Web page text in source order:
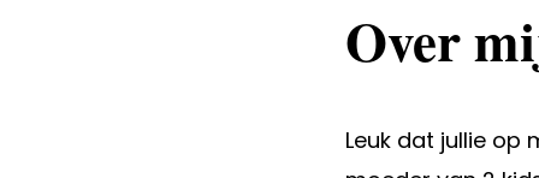
Over
Leuk dat jullie op